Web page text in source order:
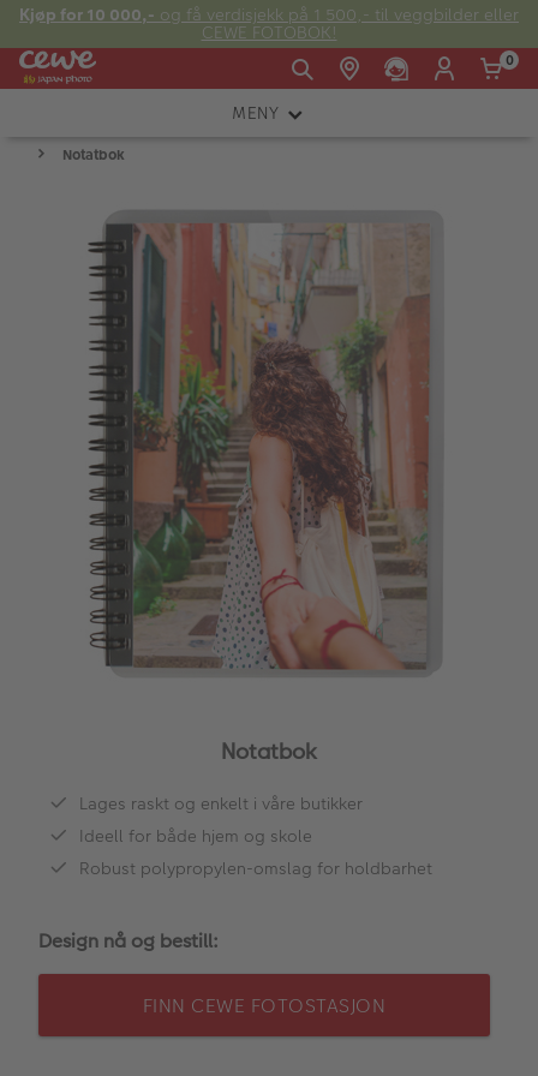
Kjøp for 10 000,- og få verdisjekk på 1 500,- til veggbilder eller
CEWE FOTOBOK!
E-post:
kundeservice@japanphoto.no
0
MENY
KAMERA
FOTOTILBEHØR
LYS OG STUDIO
INSTANTFOTO
KIKKERTER
RAMMER
Kampanjer
Merker
Fotokurs
Inspirasjon
Notatbok
Notatbok
Lages raskt og enkelt i våre butikker
Ideell for både hjem og skole
Robust polypropylen-omslag for holdbarhet
Design nå og bestill:
FINN CEWE FOTOSTASJON